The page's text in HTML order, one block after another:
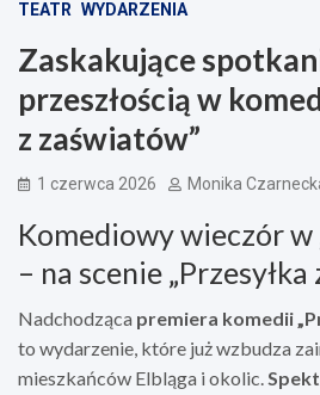
TEATR WYDARZENIA
Zaskakujące
przeszłością w
z zaświatów”
1 czerwca 2026 Monika
Komediowy wieczór w
– na scenie
Nadchodząca premiera komedii
to wydarzenie, które już wzbudza
mieszkańców Elbląga i okolic.